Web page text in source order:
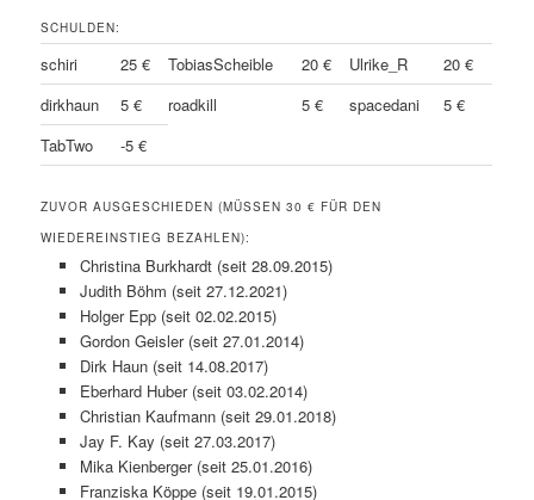
SCHULDEN:
schiri 25 € TobiasScheible 20 € Ulrike_R
20 €
dirkhaun
5 € roadkill 5 € spacedani
5 €
TabTwo
-5 €
ZUVOR AUSGESCHIEDEN (MÜSSEN 30 € FÜR DEN
WIEDEREINSTIEG BEZAHLEN):
Christina Burkhardt (seit 28.09.2015)
Judith Böhm (seit 27.12.2021)
Holger Epp (seit 02.02.2015)
Gordon Geisler (seit 27.01.2014)
Dirk Haun (seit 14.08.2017)
Eberhard Huber (seit 03.02.2014)
Christian Kaufmann (seit 29.01.2018)
Jay F. Kay (seit 27.03.2017)
Mika Kienberger (seit 25.01.2016)
Franziska Köppe (seit 19.01.2015)